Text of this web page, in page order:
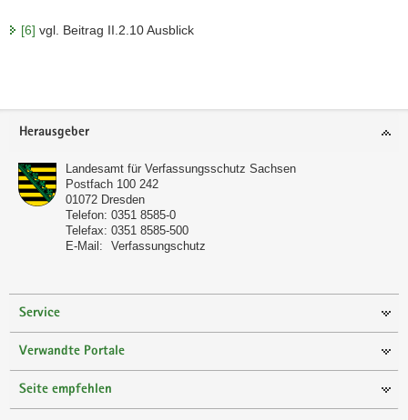
[6] vgl. Beitrag II.2.10 Ausblick
Footer-
Herausgeber
Landesamt für Verfassungsschutz Sachsen
Postfach 100 242
01072 Dresden
Telefon: 0351 8585-0
Telefax: 0351 8585-500
E-Mail:
Verfassungschutz
Service
Verwandte Portale
Seite empfehlen